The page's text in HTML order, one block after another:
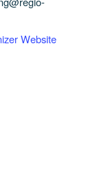
Website